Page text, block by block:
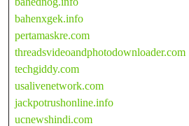
bahenxgek.info
pertamaskre.com
threadsvideoandphotodownloader.com
techgiddy.com
usalivenetwork.com
jackpotrushonline.info
ucnewshindi.com